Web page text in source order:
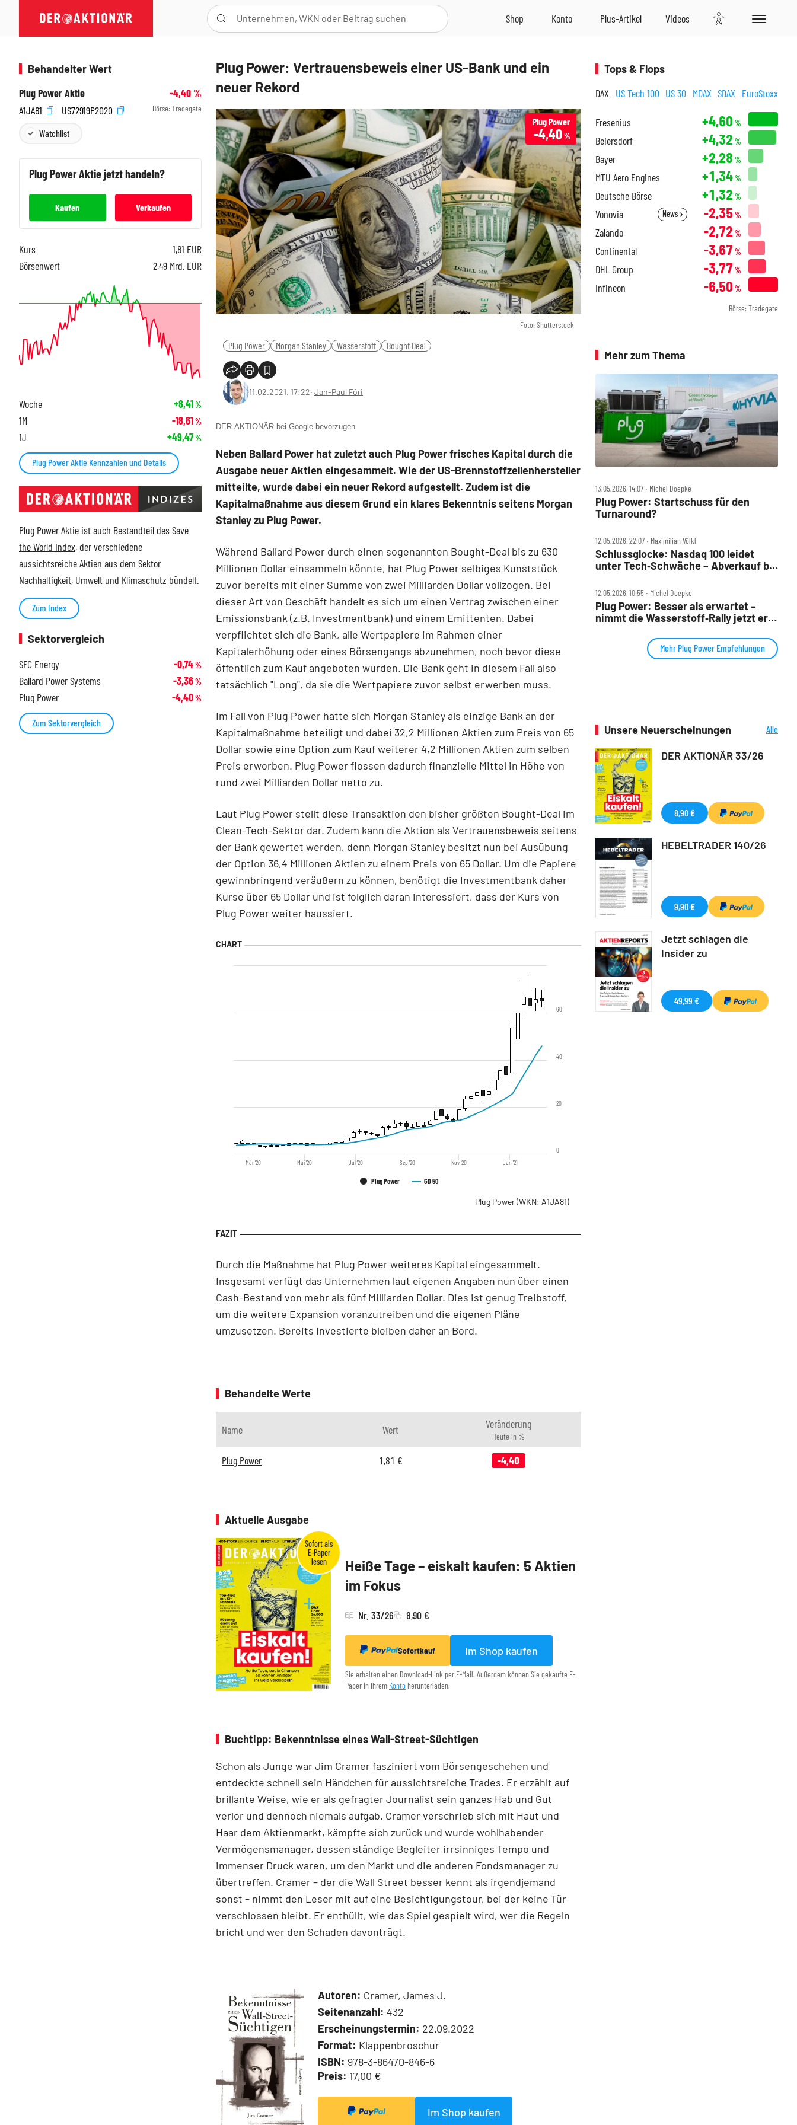
Plug Power: Vertrauensbeweis einer US-Bank und ein
neuer Rekord
Foto: Shutterstock
Plug Power
-4,40%
Plug Power Morgan Stanley Wasserstoff Bought Deal
11.02.2021, 17:22‧ Jan-Paul Fóri
DER AKTIONÄR bei Google bevorzugen
Neben Ballard Power hat zuletzt auch Plug Power frisches Kapital durch die
Ausgabe neuer Aktien eingesammelt. Wie der US-Brennstoffzellenhersteller
mitteilte, wurde dabei ein neuer Rekord aufgestellt. Zudem ist die
Kapitalmaßnahme aus diesem Grund ein klares Bekenntnis seitens Morgan
Stanley zu Plug Power.
Während Ballard Power durch einen sogenannten Bought-Deal bis zu 630
Millionen Dollar einsammeln könnte, hat Plug Power selbiges Kunststück
zuvor bereits mit einer Summe von zwei Milliarden Dollar vollzogen. Bei
dieser Art von Geschäft handelt es sich um einen Vertrag zwischen einer
Emissionsbank (z.B. Investmentbank) und einem Emittenten. Dabei
verpflichtet sich die Bank, alle Wertpapiere im Rahmen einer
Kapitalerhöhung oder eines Börsengangs abzunehmen, noch bevor diese
öffentlich zum Kauf angeboten wurden. Die Bank geht in diesem Fall also
tatsächlich "Long", da sie die Wertpapiere zuvor selbst erwerben muss.
Im Fall von Plug Power hatte sich Morgan Stanley als einzige Bank an der
Kapitalmaßnahme beteiligt und dabei 32,2 Millionen Aktien zum Preis von 65
Dollar sowie eine Option zum Kauf weiterer 4,2 Millionen Aktien zum selben
Preis erworben. Plug Power flossen dadurch finanzielle Mittel in Höhe von
rund zwei Milliarden Dollar netto zu.
Laut Plug Power stellt diese Transaktion den bisher größten Bought-Deal im
Clean-Tech-Sektor dar. Zudem kann die Aktion als Vertrauensbeweis seitens
der Bank gewertet werden, denn Morgan Stanley besitzt nun bei Ausübung
der Option 36,4 Millionen Aktien zu einem Preis von 65 Dollar. Um die Papiere
gewinnbringend veräußern zu können, benötigt die Investmentbank daher
Kurse über 65 Dollar und ist folglich daran interessiert, dass der Kurs von
Plug Power weiter haussiert.
Plug Power GD 50
Jul '20 Jan '21
Mär '20 Mai '20 Sep '20 Nov '20
0
20
40
60
Plug Power(WKN: A1JA81)
Durch die Maßnahme hat Plug Power weiteres Kapital eingesammelt.
Insgesamt verfügt das Unternehmen laut eigenen Angaben nun über einen
Cash-Bestand von mehr als fünf Milliarden Dollar. Dies ist genug Treibstoff,
um die weitere Expansion voranzutreiben und die eigenen Pläne
umzusetzen. Bereits Investierte bleiben daher an Bord.
Behandelte Werte
Name Wert Veränderung
Heute in %
Plug Power 1,81 € -4,40
Aktuelle Ausgabe
Heiße Tage – eiskalt kaufen: 5 Aktien
im Fokus
Nr. 33/26 8,90 €
Sofortkauf Im Shop kaufen
Sie erhalten einen Download-Link per E-Mail. Außerdem können Sie gekaufte E-
Paper in Ihrem Konto herunterladen.
Buchtipp: Bekenntnisse eines Wall-Street-Süchtigen
Schon als Junge war Jim Cramer fasziniert vom Börsengeschehen und
entdeckte schnell sein Händchen für aussichtsreiche Trades. Er erzählt auf
brillante Weise, wie er als gefragter Journalist sein ganzes Hab und Gut
verlor und dennoch niemals aufgab. Cramer verschrieb sich mit Haut und
Haar dem Aktienmarkt, kämpfte sich zurück und wurde wohlhabender
Vermögensmanager, dessen ständige Begleiter irrsinniges Tempo und
immenser Druck waren, um den Markt und die anderen Fondsmanager zu
übertreffen. Cramer – der die Wall Street besser kennt als irgendjemand
sonst – nimmt den Leser mit auf eine Besichtigungstour, bei der keine Tür
verschlossen bleibt. Er enthüllt, wie das Spiel gespielt wird, wer die Regeln
bricht und wer den Schaden davonträgt.
Autoren: Cramer, James J.
Seitenanzahl: 432
Erscheinungstermin: 22.09.2022
Format: Klappenbroschur
ISBN: 978-3-86470-846-6
Preis: 17,00 €
Im Shop kaufen
Behandelter Wert
Plug Power Aktie
-4,40%
A1JA81
US72919P2020 Börse: Tradegate
Watchlist
Plug PowerAktie jetzt handeln?
Kaufen Verkaufen
Kurs 1,81 EUR
Börsenwert
2,49 Mrd. EUR
Woche +8,41%
1M -18,61%
1J +49,47%
Plug Power Aktie Kennzahlen und Details
Plug Power Aktie ist auch Bestandteil desSave
the World Index, der verschiedene
aussichtsreiche Aktien aus dem Sektor
Nachhaltigkeit, Umwelt und Klimaschutz bündelt.
Zum Index
Sektorvergleich
SFC Energy
-0,74%
Ballard Power Systems -3,36%
Plug Power -4,40%
Zum Sektorvergleich
Tops & Flops
DAX US Tech 100 US 30 MDAX SDAX EuroStoxx
Fresenius +4,60 %
Beiersdorf +4,32 %
Bayer +2,28 %
MTU Aero Engines +1,34%
Deutsche Börse +1,32 %
Vonovia News -2,35 %
Zalando -2,72 %
Continental -3,67 %
DHL Group -3,77 %
Infineon -6,50 %
Börse: Tradegate
Mehr zum Thema
13.05.2026, 14:07 ‧ Michel Doepke
Plug Power: Startschuss für den
Turnaround?
12.05.2026, 22:07 ‧ Maximilian Völkl
Schlussglocke: Nasdaq 100 leidet
unter Tech‑Schwäche – Abverkauf bei
12.05.2026, 10:55 ‧ Michel Doepke
Plug Power: Besser als erwartet –
nimmt die Wasserstoff‑Rally jetzt erst
Mehr Plug Power Empfehlungen
Unsere Neuerscheinungen
Alle
DER AKTIONÄR 33/26
8,90 €
HEBELTRADER 140/26
9,90 €
Jetzt schlagen die
Insider zu
49,99 €